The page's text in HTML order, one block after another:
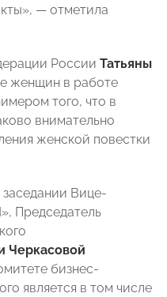
— отметила
России Татьяны
женщин в работе
того, что в
внимательно
женской повестки
Вице-
Председатель
Черкасовой
бизнес-
является в том числе